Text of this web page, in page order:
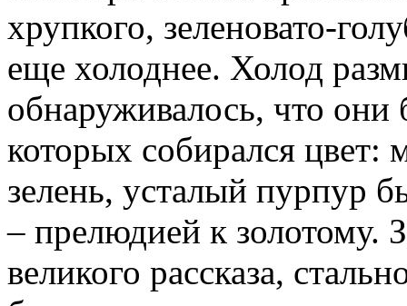
хрупкого, зеленовато-
еще холоднее. Холод
обнаруживалось, что они
которых собирался цвет:
зелень, усталый пурпур
– прелюдией к золотому.
великого рассказа,